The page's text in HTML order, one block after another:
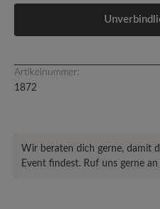
Artikelnummer:
1872
Wir beraten dich gerne, damit
Event findest. Ruf uns gerne an